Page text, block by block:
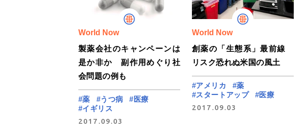
World Now
製薬会社のキャンペーンは
是か非か 副作用めぐり社
会問題の例も
#薬 #うつ病
#医療
#イギリス
2017.09.03
World Now
創薬の「生態系」最前線
リスク恐れぬ米国の風土
#アメリカ
#薬
#スタートアップ
#医療
2017.09.03